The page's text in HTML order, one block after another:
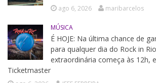
ago 6, 2026 maribarcelos
MÚSICA
É HOJE: Na última chance de
para qualquer dia do Rock in
extraordinária começa às 12h,
Ticketmaster